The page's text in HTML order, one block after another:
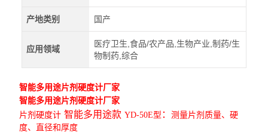
产地类别 国产
应用领域
医疗卫生,食品/农产品,生物产业,制药/生
物制药,综合
智能多用途片剂硬度计厂家
智能多用途片剂硬度计厂家
片剂硬度计 智能多用途款 YD-50E型 ：测量片剂质量、硬
度、直径和厚度